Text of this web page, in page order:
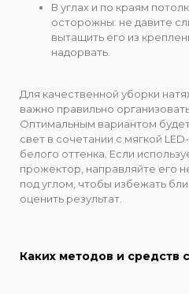
В углах и по краям
осторожны: не давите
вытащить его из
надорвать.
Для качественной уборки
важно правильно
Оптимальным вариантом
свет в сочетании с мягкой
белого оттенка. Если
прожектор, направляйте его
под углом, чтобы избежать
оценить результат.
Каких методов и средств